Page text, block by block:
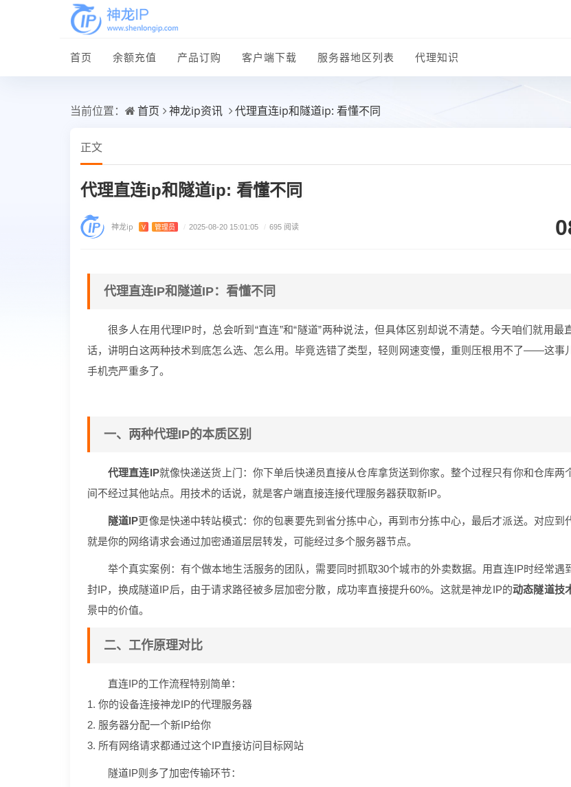
首页 余额充值 产品订购 客户端下载 服务器地区列表 代理知识
当前位置： 首页 神龙ip资讯 代理直连ip和隧道ip: 看懂不同
正文
代理直连ip和隧道ip: 看懂不同
神龙ip V 管理员 / 2025-08-20 15:01:05 / 695 阅读
代理直连IP和隧道IP：看懂不同
很多人在用代理IP时，总会听到“直连”和“隧道”两种说法，但具体区别却说不清楚。今天咱们就用最
话，讲明白这两种技术到底怎么选、怎么用。毕竟选错了类型，轻则网速变慢，重则压根用不了——这事
手机壳严重多了。
一、两种代理IP的本质区别
代理直连IP就像快递送货上门：你下单后快递员直接从仓库拿货送到你家。整个过程只有你和仓库两
间不经过其他站点。用技术的话说，就是客户端直接连接代理服务器获取新IP。
隧道IP更像是快递中转站模式：你的包裹要先到省分拣中心，再到市分拣中心，最后才派送。对应到
就是你的网络请求会通过加密通道层层转发，可能经过多个服务器节点。
举个真实案例：有个做本地生活服务的团队，需要同时抓取30个城市的外卖数据。用直连IP时经常遇
封IP，换成隧道IP后，由于请求路径被多层加密分散，成功率直接提升60%。这就是神龙IP的动态隧道技
景中的价值。
二、工作原理对比
直连IP的工作流程特别简单：
1. 你的设备连接神龙IP的代理服务器
2. 服务器分配一个新IP给你
3. 所有网络请求都通过这个IP直接访问目标网站
隧道IP则多了加密传输环节：